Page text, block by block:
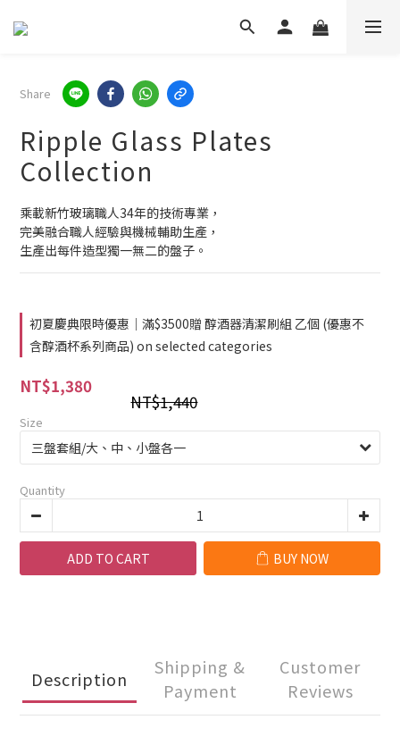
Share
Ripple Glass Plates
Collection
乘載新竹玻璃職人34年的技術專業，
完美融合職人經驗與機械輔助生產，
生產出每件造型獨一無二的盤子。
初夏慶典限時優惠│滿$3500贈 醇酒器清潔刷組 乙個 (優惠不
含醇酒杯系列商品) on selected categories
NT$1,440
NT$1,380
Size
Quantity
ADD TO CART BUY NOW
Description
Shipping &
Payment
Customer
Reviews